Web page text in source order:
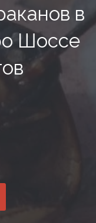
в
Шоссе